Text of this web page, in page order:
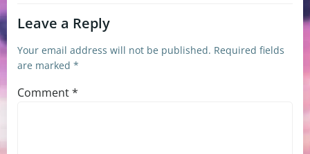
Leave a Reply
Your email address will not be published. Required fields
are marked *
Comment*